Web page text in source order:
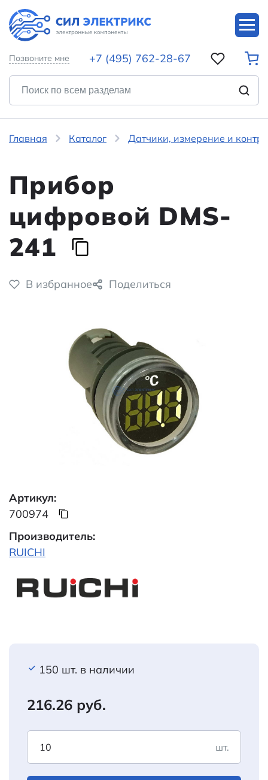
Позвоните мне +7 (495) 762-28-67
Главная Каталог Датчики, измерение и
Прибор
цифровой DMS-
241
В избранное Поделиться
Артикул:
700974
Производитель:
RUICHI
150 шт. в наличии
216.26 руб.
шт.